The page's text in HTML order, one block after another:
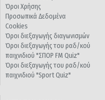
Όροι Χρήσης
Προσωπικά Δεδομένα
Cookies
Όροι διεξαγωγής διαγωνισμών
Όροι διεξαγωγής του ραδ/κού
παιχνιδιού "ΣΠΟΡ FM Quiz"
Όροι διεξαγωγής του ραδ/κού
παιχνιδιού "Sport Quiz"